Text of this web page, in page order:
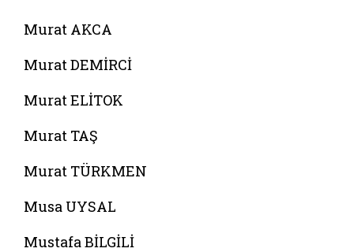
Murat AKCA
Murat DEMİRCİ
Murat ELİTOK
Murat TAŞ
Murat TÜRKMEN
Musa UYSAL
Mustafa BİLGİLİ